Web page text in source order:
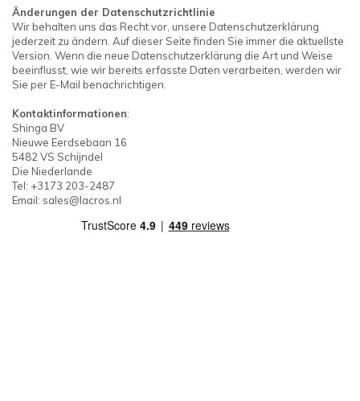
Änderungen der Datenschutzrichtlinie
Wir behalten uns das Recht vor, unsere Datenschutzerklärung
jederzeit zu ändern. Auf dieser Seite finden Sie immer die aktuellste
Version. Wenn die neue Datenschutzerklärung die Art und Weise
beeinflusst, wie wir bereits erfasste Daten verarbeiten, werden wir
Sie per E-Mail benachrichtigen.
Kontaktinformationen:
Shinga BV
Nieuwe Eerdsebaan 16
5482 VS Schijndel
Die Niederlande
Tel: +3173 203-2487
Email: sales@lacros.nl